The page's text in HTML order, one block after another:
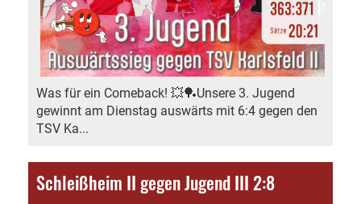
Was für ein Comeback! 💥🏓Unsere 3. Jugend
gewinnt am Dienstag auswärts mit 6:4 gegen den
TSV Ka...
Schleißheim II gegen Jugend III 2:8